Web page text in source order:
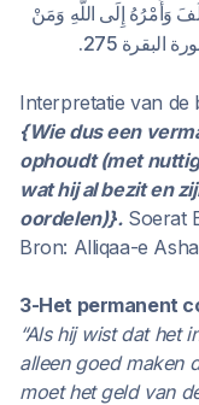
وَأَمْرُهُ إِلَى اللَّهِ وَمَنْ
275.
Interpretatie van de
{Wie dus een
ophoudt (met
wat hij al bezit en
oordelen)}.Soerat
Bron: Alliqaa-e
3-Het permanent
“Als hij wist dat het
alleen goed maken
moet het geld van